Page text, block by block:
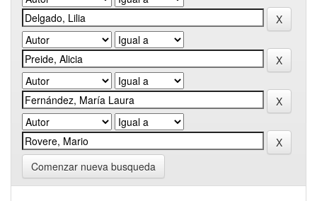
Comenzar nueva busqueda